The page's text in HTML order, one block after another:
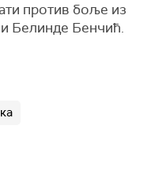
против боље из
Белинде Бенчић.